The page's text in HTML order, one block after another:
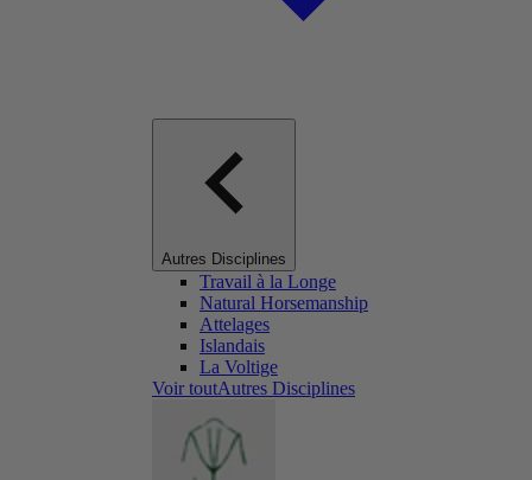
Autres Disciplines
Travail à la Longe
Natural Horsemanship
Attelages
Islandais
La Voltige
Voir toutAutres Disciplines